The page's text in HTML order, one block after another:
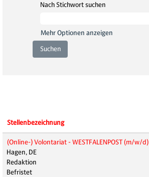
Nach Stichwort suchen
Mehr Optionen anzeigen
Stellenbezeichnung
(Online-) Volontariat - WESTFALENPOST (m/w/d)
Hagen, DE
Redaktion
Befristet